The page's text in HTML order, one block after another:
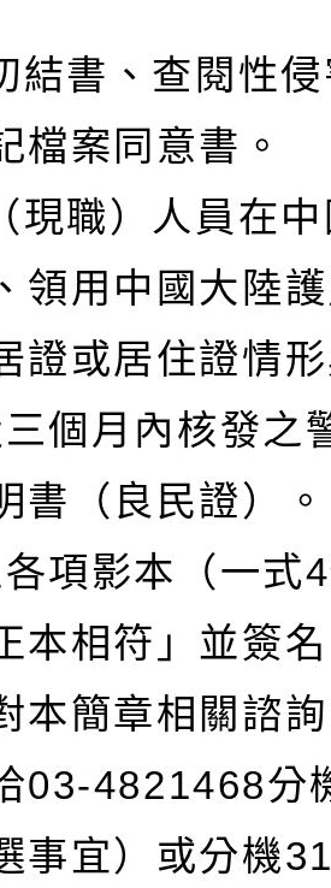
結書、查閱性
檔案同意書。
現職）人員在
領用中國大陸
證或居住證情
個月內核發之
書（良民證）。
項影本（一式
本相符」並簽
本簡章相關諮
03-4821468分
事宜）或分機